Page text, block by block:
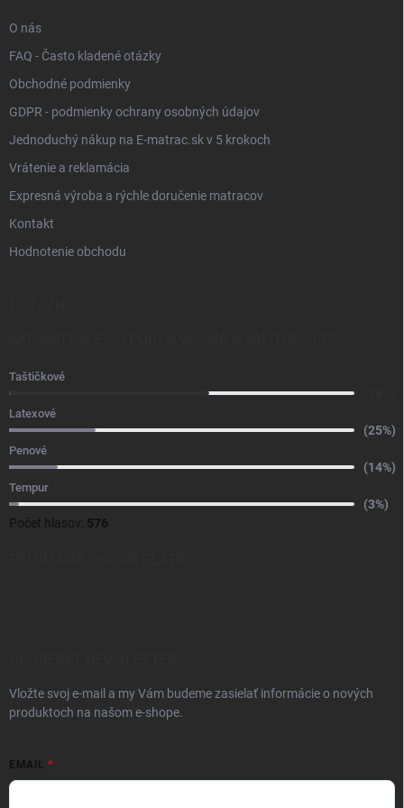
O nás
FAQ - Často kladené otázky
Obchodné podmienky
GDPR - podmienky ochrany osobných údajov
Jednoduchý nákup na E-matrac.sk v 5 krokoch
Vrátenie a reklamácia
Expresná výroba a rýchle doručenie matracov
Kontakt
Hodnotenie obchodu
Taštičkové
Latexové
(25%)
Penové
(14%)
Tempur
(3%)
Počet hlasov: 576
Vložte svoj e-mail a my Vám budeme zasielať informácie o nových
produktoch na našom e-shope.
EMAIL